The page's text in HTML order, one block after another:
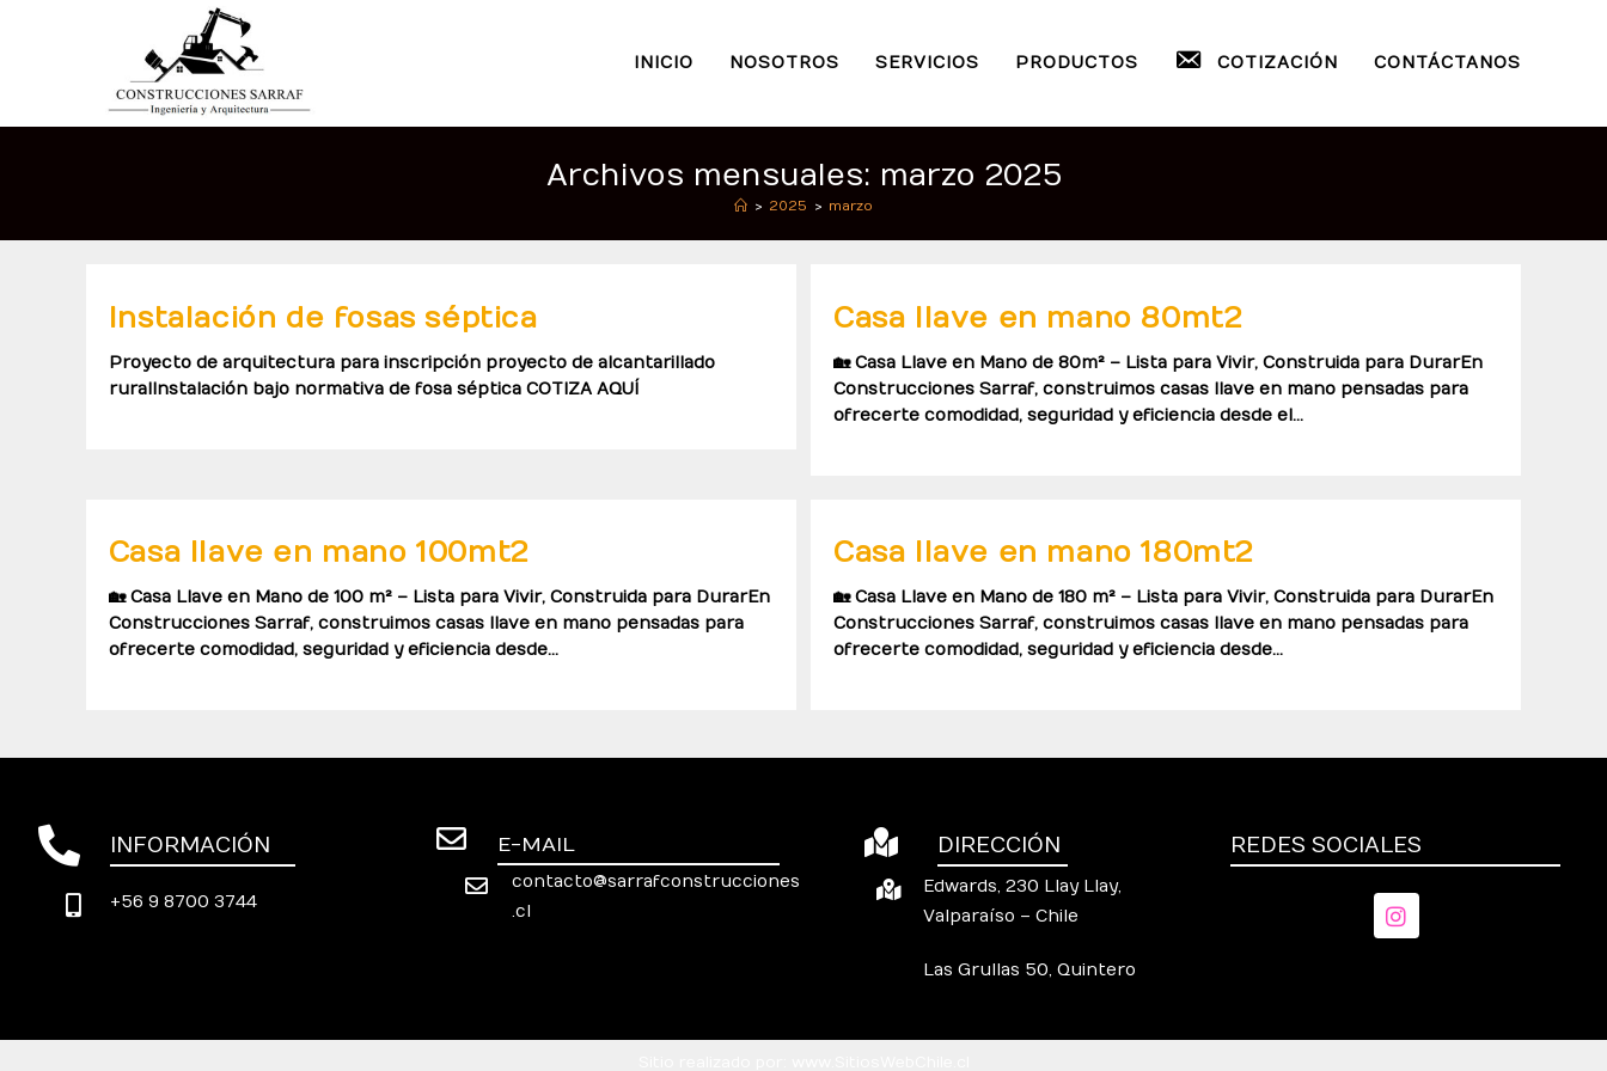
INICIO NOSOTROS SERVICIOS PRODUCTOS COTIZACIÓN CONTÁCTANOS
Archivos mensuales: marzo 2025
> 2025 > marzo
Instalación de fosas séptica
Proyecto de arquitectura para inscripción proyecto de alcantarillado
ruralInstalación bajo normativa de fosa séptica COTIZA AQUÍ
Casa llave en mano 80mt2
🏡 Casa Llave en Mano de 80m² – Lista para Vivir, Construida para DurarEn
Construcciones Sarraf, construimos casas llave en mano pensadas para
ofrecerte comodidad, seguridad y eficiencia desde el…
Casa llave en mano 100mt2
🏡 Casa Llave en Mano de 100 m² – Lista para Vivir, Construida para DurarEn
Construcciones Sarraf, construimos casas llave en mano pensadas para
ofrecerte comodidad, seguridad y eficiencia desde…
Casa llave en mano 180mt2
🏡 Casa Llave en Mano de 180 m² – Lista para Vivir, Construida para DurarEn
Construcciones Sarraf, construimos casas llave en mano pensadas para
ofrecerte comodidad, seguridad y eficiencia desde…
INFORMACIÓN
+56 9 8700 3744
E-MAIL
contacto@sarrafconstrucciones
.cl
DIRECCIÓN
Edwards, 230 Llay Llay,
Valparaíso – Chile
Las Grullas 50, Quintero
REDES SOCIALES